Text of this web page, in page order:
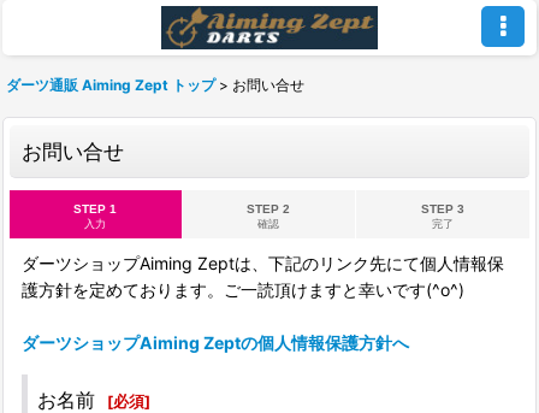
ダーツ通販 Aiming Zept トップ > お問い合せ
お問い合せ
STEP 1
入力
STEP 2
確認
STEP 3
完了
ダーツショップAiming Zeptは、下記のリンク先にて個人情報保
護方針を定めております。ご一読頂けますと幸いです(^o^)
ダーツショップAiming Zeptの個人情報保護方針へ
お名前 [必須]